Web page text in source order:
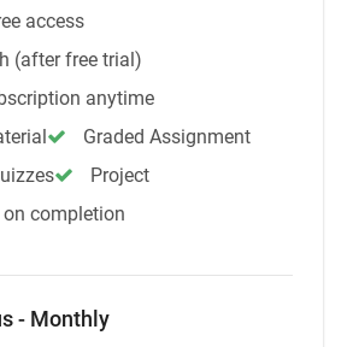
access
(after free trial)
anytime
Graded Assignment
Project
completion
- Monthly